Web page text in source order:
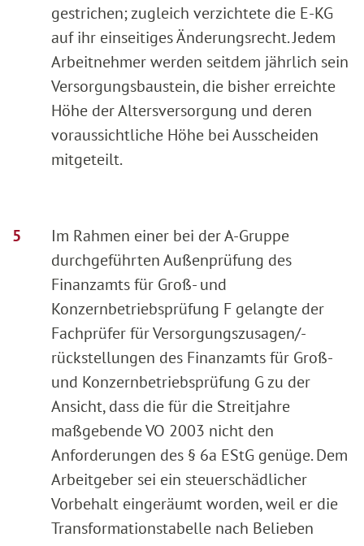
gestrichen; zugleich verzichtete die E-KG
auf ihr einseitiges Änderungsrecht. Jedem
Arbeitnehmer werden seitdem jährlich sein
Versorgungsbaustein, die bisher erreichte
Höhe der Altersversorgung und deren
voraussichtliche Höhe bei Ausscheiden
mitgeteilt.
Im Rahmen einer bei der A-Gruppe
durchgeführten Außenprüfung des
Finanzamts für Groß- und
Konzernbetriebsprüfung F gelangte der
Fachprüfer für Versorgungszusagen/-
rückstellungen des Finanzamts für Groß-
und Konzernbetriebsprüfung G zu der
Ansicht, dass die für die Streitjahre
maßgebende VO 2003 nicht den
Anforderungen des § 6a EStG genüge. Dem
Arbeitgeber sei ein steuerschädlicher
Vorbehalt eingeräumt worden, weil er die
Transformationstabelle nach Belieben